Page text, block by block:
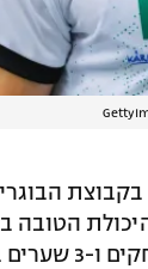
2021 אחרי כשלוש
ובזכות היכולת